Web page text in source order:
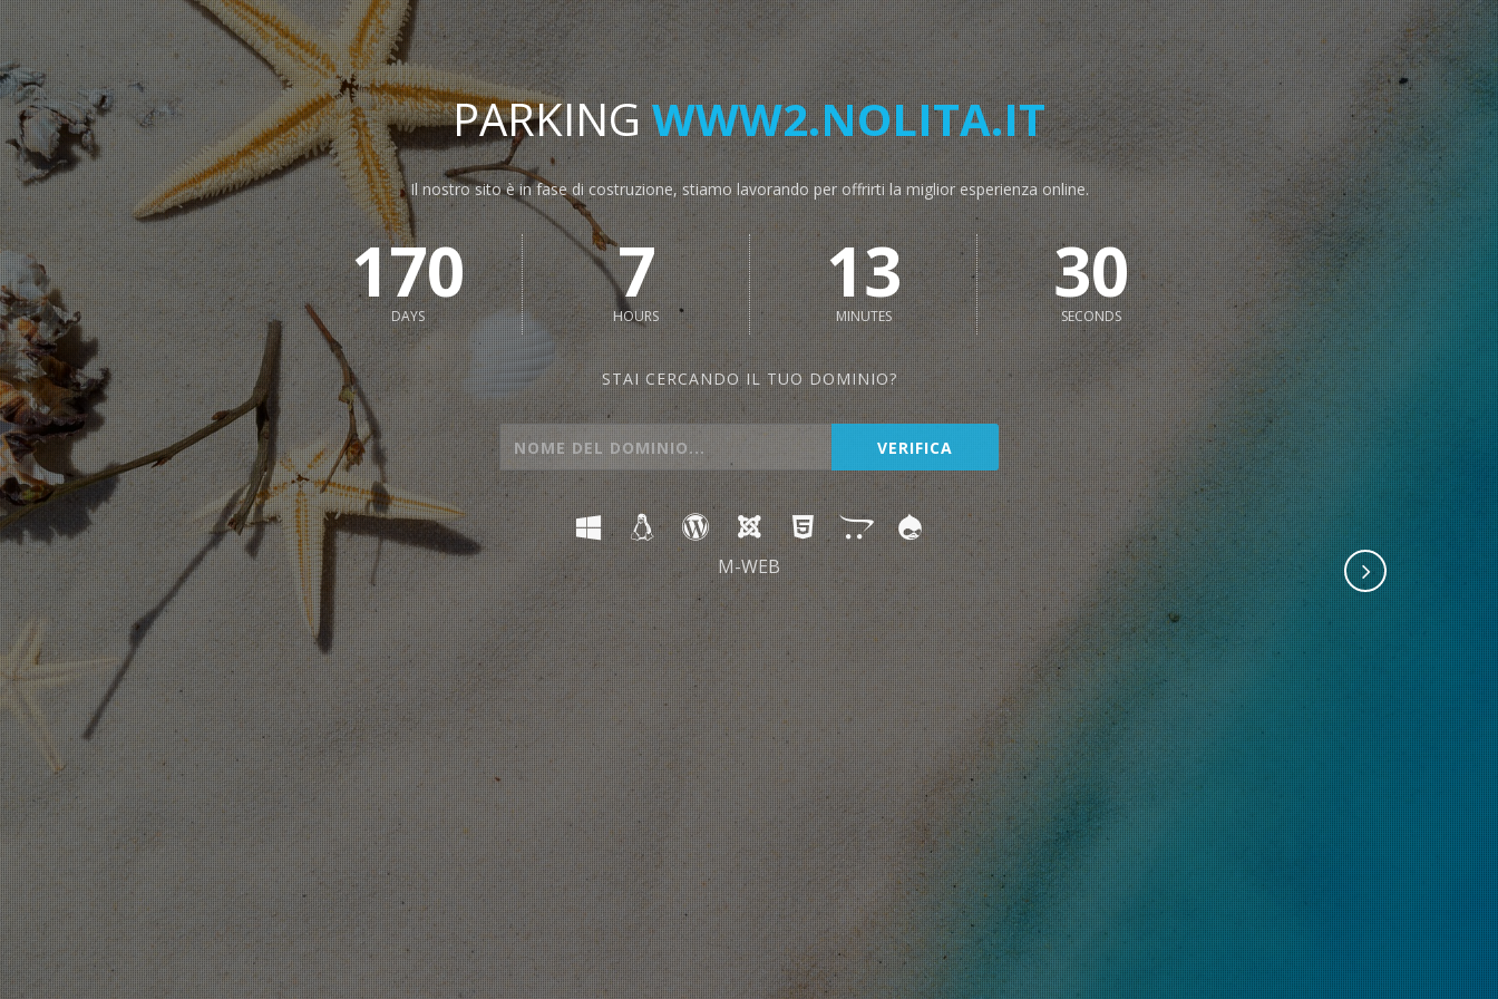
PARKINGWWW2.NOLITA.IT
Il nostro sito è in fase di costruzione, stiamo lavorando per offrirti la miglior esperienza online.
170
DAYS 7
HOURS 13
MINUTES 29
SECONDS
STAI CERCANDO IL TUO DOMINIO?
M-WEB